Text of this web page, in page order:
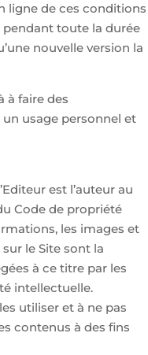
ligne de ces conditions
pendant toute la durée
nouvelle version la
à faire des
usage personnel et
est l’auteur au
Code de propriété
les images et
le Site sont la
à ce titre par les
intellectuelle.
utiliser et à ne pas
contenus à des fins